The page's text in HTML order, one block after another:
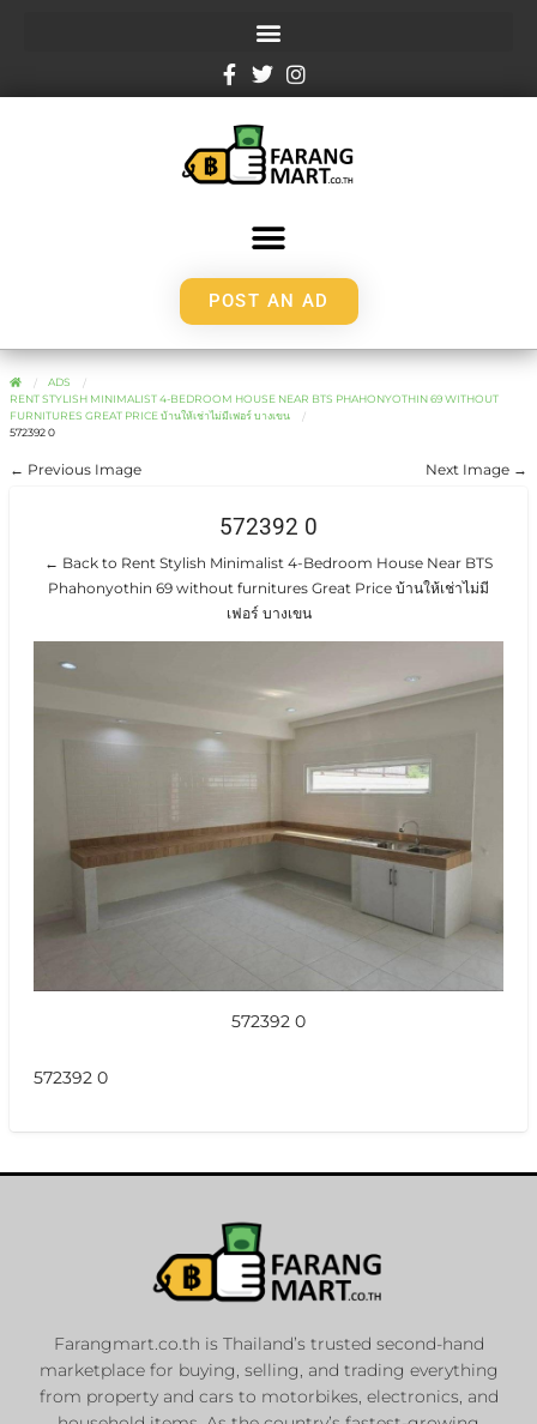
POST AN AD
ADS
RENT STYLISH MINIMALIST 4-BEDROOM HOUSE NEAR BTS PHAHONYOTHIN 69 WITHOUT
FURNITURES GREAT PRICE บ้านให้เช่าไม่มีเฟอร์ บางเขน
572392 0
← Previous Image Next Image →
572392 0
← Back to Rent Stylish Minimalist 4-Bedroom House Near BTS
Phahonyothin 69 without furnitures Great Price บ้านให้เช่าไม่มี
เฟอร์ บางเขน
572392 0
572392 0
Farangmart.co.th is Thailand’s trusted second-hand
marketplace for buying, selling, and trading everything
from property and cars to motorbikes, electronics, and